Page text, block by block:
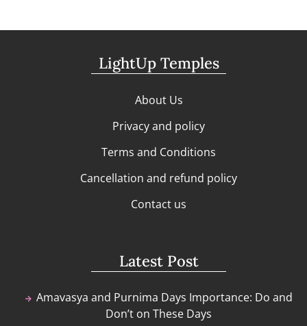
LightUp Temples
About Us
Privacy and policy
Terms and Conditions
Cancellation and refund policy
Contact us
Latest Post
Amavasya and Purnima Days Importance: Do and
Don’t on These Days